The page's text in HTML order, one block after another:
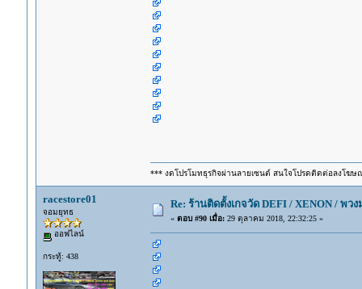
*** งดโปรโมทธุรกิจผ่านลายเซนต์ สนใจโปรดติดต่อลงโฆษ
racestore01
จอมยุทธ
ออฟไลน์
กระทู้: 438
Re: ร้านติดตั้งเกจวัด DEFI / XENON / พว
« ตอบ #90 เมื่อ:29 ตุลาคม 2018, 22:32:25 »